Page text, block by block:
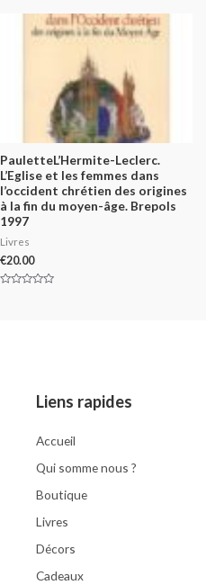
PauletteL’Hermite-Leclerc.
L’Eglise et les femmes dans
l’occident chrétien des origines
à la fin du moyen-âge. Brepols
1997
Livres
€20.00
Liens rapides
Accueil
Qui somme nous ?
Boutique
Livres
Décors
Cadeaux